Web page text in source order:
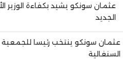
عثمان سونكو يشيد بكفاءة الوزير
الجديد
عثمان سونكو ينتخب رئيسا للجمعية
السنغالية
Pagination